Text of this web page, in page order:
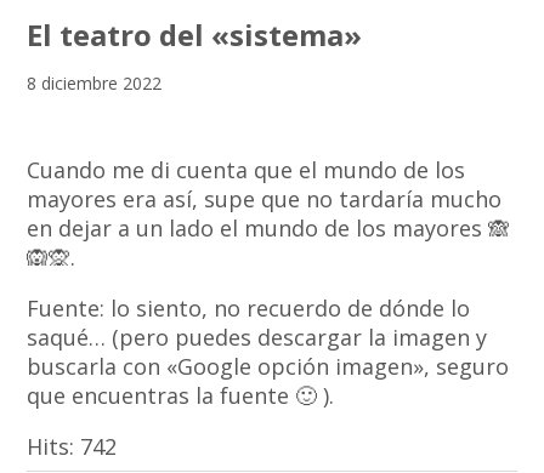
El teatro del «sistema»
8 diciembre 2022
Cuando me di cuenta que el mundo de los
mayores era así, supe que no tardaría mucho
en dejar a un lado el mundo de los mayores 🙈
🙉🙊.
Fuente: lo siento, no recuerdo de dónde lo
saqué… (pero puedes descargar la imagen y
buscarla con «Google opción imagen», seguro
que encuentras la fuente 🙂 ).
Hits: 742